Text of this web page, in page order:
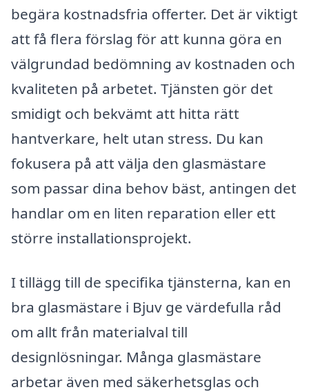
begära kostnadsfria offerter. Det är viktigt
att få flera förslag för att kunna göra en
välgrundad bedömning av kostnaden och
kvaliteten på arbetet. Tjänsten gör det
smidigt och bekvämt att hitta rätt
hantverkare, helt utan stress. Du kan
fokusera på att välja den glasmästare
som passar dina behov bäst, antingen det
handlar om en liten reparation eller ett
större installationsprojekt.
I tillägg till de specifika tjänsterna, kan en
bra glasmästare i Bjuv ge värdefulla råd
om allt från materialval till
designlösningar. Många glasmästare
arbetar även med säkerhetsglas och